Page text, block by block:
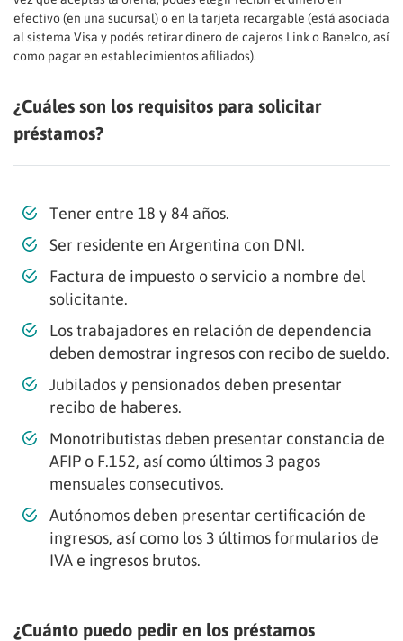
efectivo (en una sucursal) o en la tarjeta recargable (está asociada
al sistema Visa y podés retirar dinero de cajeros Link o Banelco, así
como pagar en establecimientos afiliados).
¿Cuáles son los requisitos para solicitar
préstamos?
Tener entre 18 y 84 años.
Ser residente en Argentina con DNI.
Factura de impuesto o servicio a nombre del
solicitante.
Los trabajadores en relación de dependencia
deben demostrar ingresos con recibo de sueldo.
Jubilados y pensionados deben presentar
recibo de haberes.
Monotributistas deben presentar constancia de
AFIP o F.152, así como últimos 3 pagos
mensuales consecutivos.
Autónomos deben presentar certificación de
ingresos, así como los 3 últimos formularios de
IVA e ingresos brutos.
¿Cuánto puedo pedir en los préstamos